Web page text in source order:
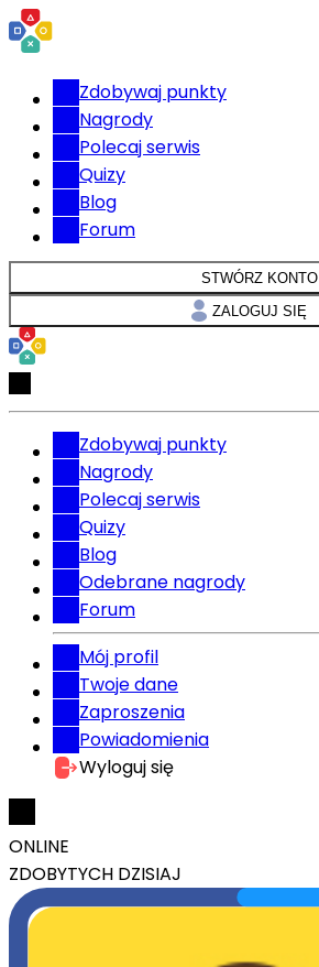
Zdobywaj punkty
Nagrody
Polecaj serwis
Quizy
Blog
Forum
STWÓRZ KONTO
ZALOGUJ SIĘ
Zdobywaj punkty
Nagrody
Polecaj serwis
Quizy
Blog
Odebrane nagrody
Forum
Mój profil
Twoje dane
Zaproszenia
Powiadomienia
Wyloguj się
ONLINE
ZDOBYTYCH DZISIAJ